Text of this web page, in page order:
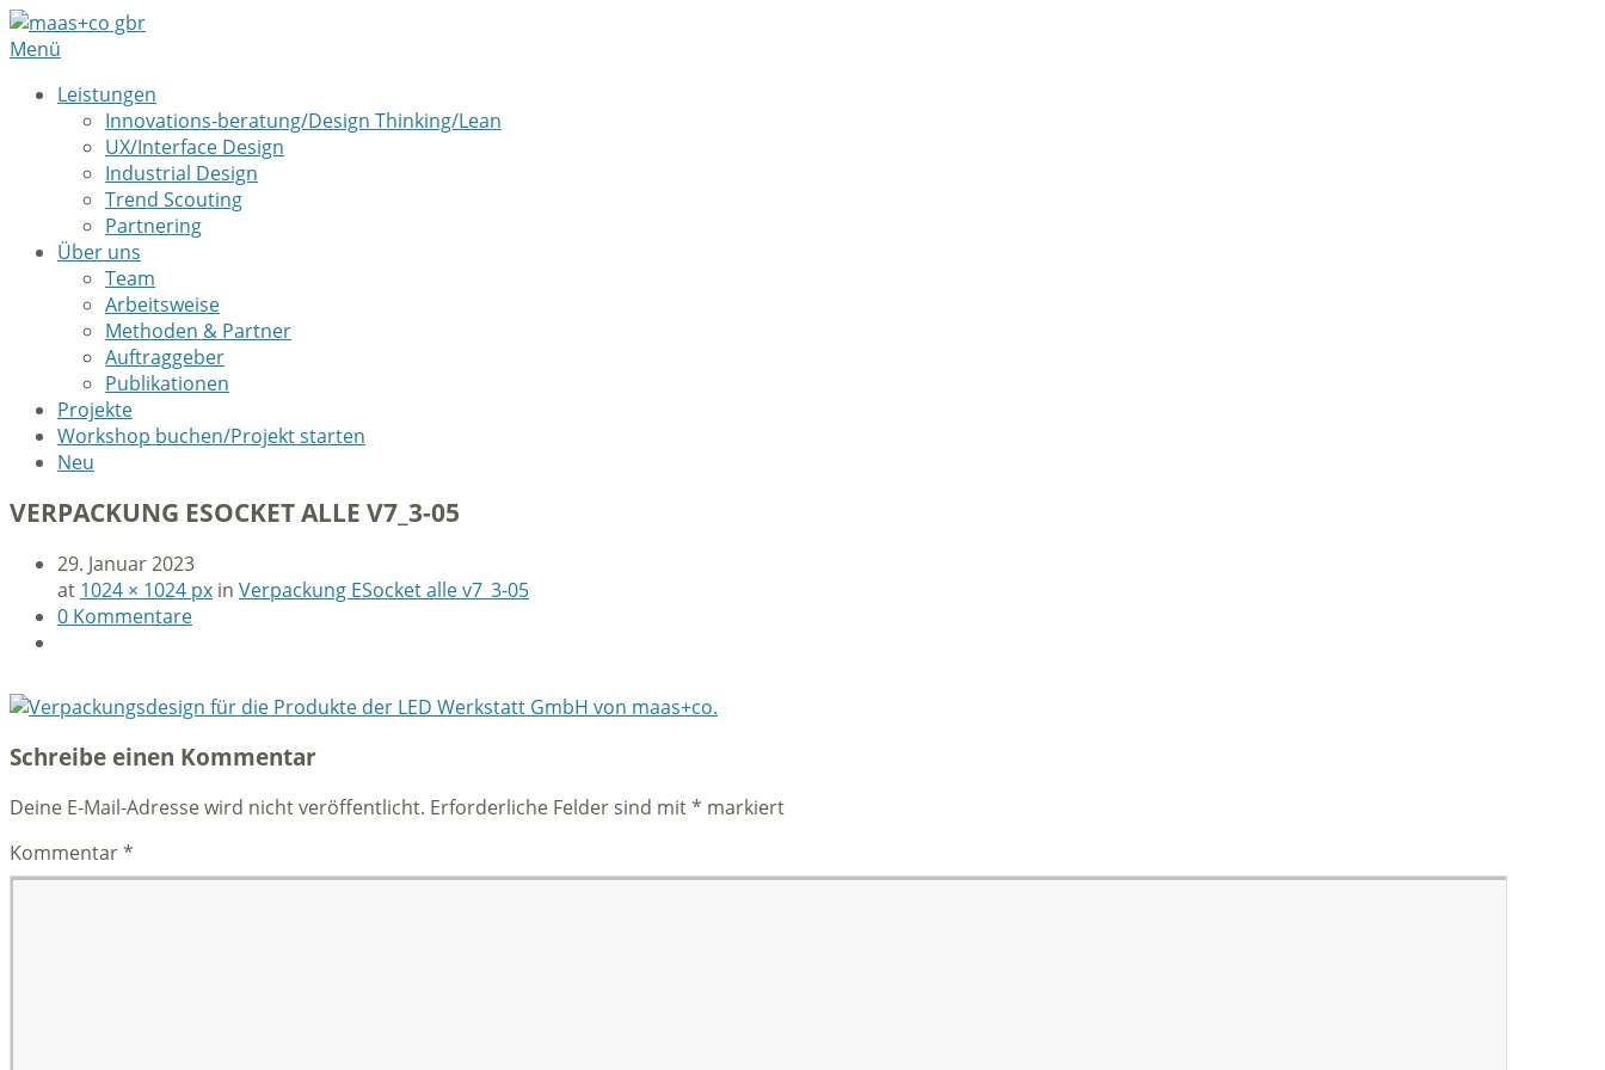
Menü
Leistungen
Innovations-beratung/Design Thinking/Lean
UX/Interface Design
Industrial Design
Trend Scouting
Partnering
Über uns
Team
Arbeitsweise
Methoden & Partner
Auftraggeber
Publikationen
Projekte
Workshop buchen/Projekt starten
Neu
VERPACKUNG ESOCKET ALLE V7_3-05
29. Januar 2023
at 1024 × 1024 px in Verpackung ESocket alle v7_3-05
0 Kommentare
Schreibe einen Kommentar
Deine E-Mail-Adresse wird nicht veröffentlicht. Erforderliche Felder sind mit* markiert
Kommentar*